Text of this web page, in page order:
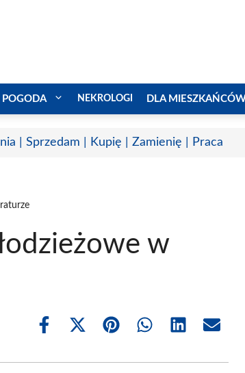
POGODA NEKROLOGI DLA
| Sprzedam | Kupię | Zamienię | Praca
w
Share
Share
(Twitter)
Share Share Share Share